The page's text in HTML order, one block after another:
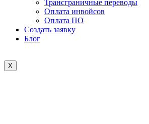
Трансграничные переводы
Оплата инвойсов
Оплата ПО
Создать заявку
Блог
X